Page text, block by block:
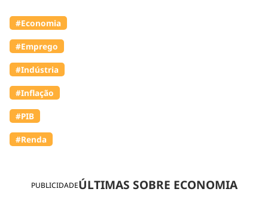
PUBLICIDADEÚLTIMAS SOBRE ECONOMIA
#Economia
#Emprego
#Indústria
#Inflação
#PIB
#Renda